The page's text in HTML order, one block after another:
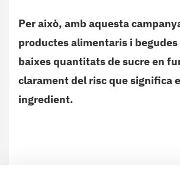
Per això, amb aquesta
productes alimentaris i
baixes quantitats de sucre en
clarament del risc que significa
ingredient.